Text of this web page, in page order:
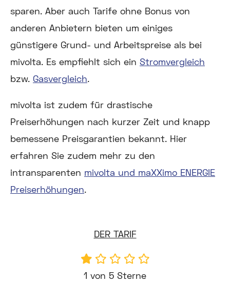
sparen. Aber auch Tarife ohne Bonus von
anderen Anbietern bieten um einiges
günstigere Grund- und Arbeitspreise als bei
mivolta. Es empfiehlt sich ein Stromvergleich
bzw. Gasvergleich.
mivolta ist zudem für drastische
Preiserhöhungen nach kurzer Zeit und knapp
bemessene Preisgarantien bekannt. Hier
erfahren Sie zudem mehr zu den
intransparenten mivolta und maXXimo ENERGIE
Preiserhöhungen.
DER TARIF
1 von 5 Sterne